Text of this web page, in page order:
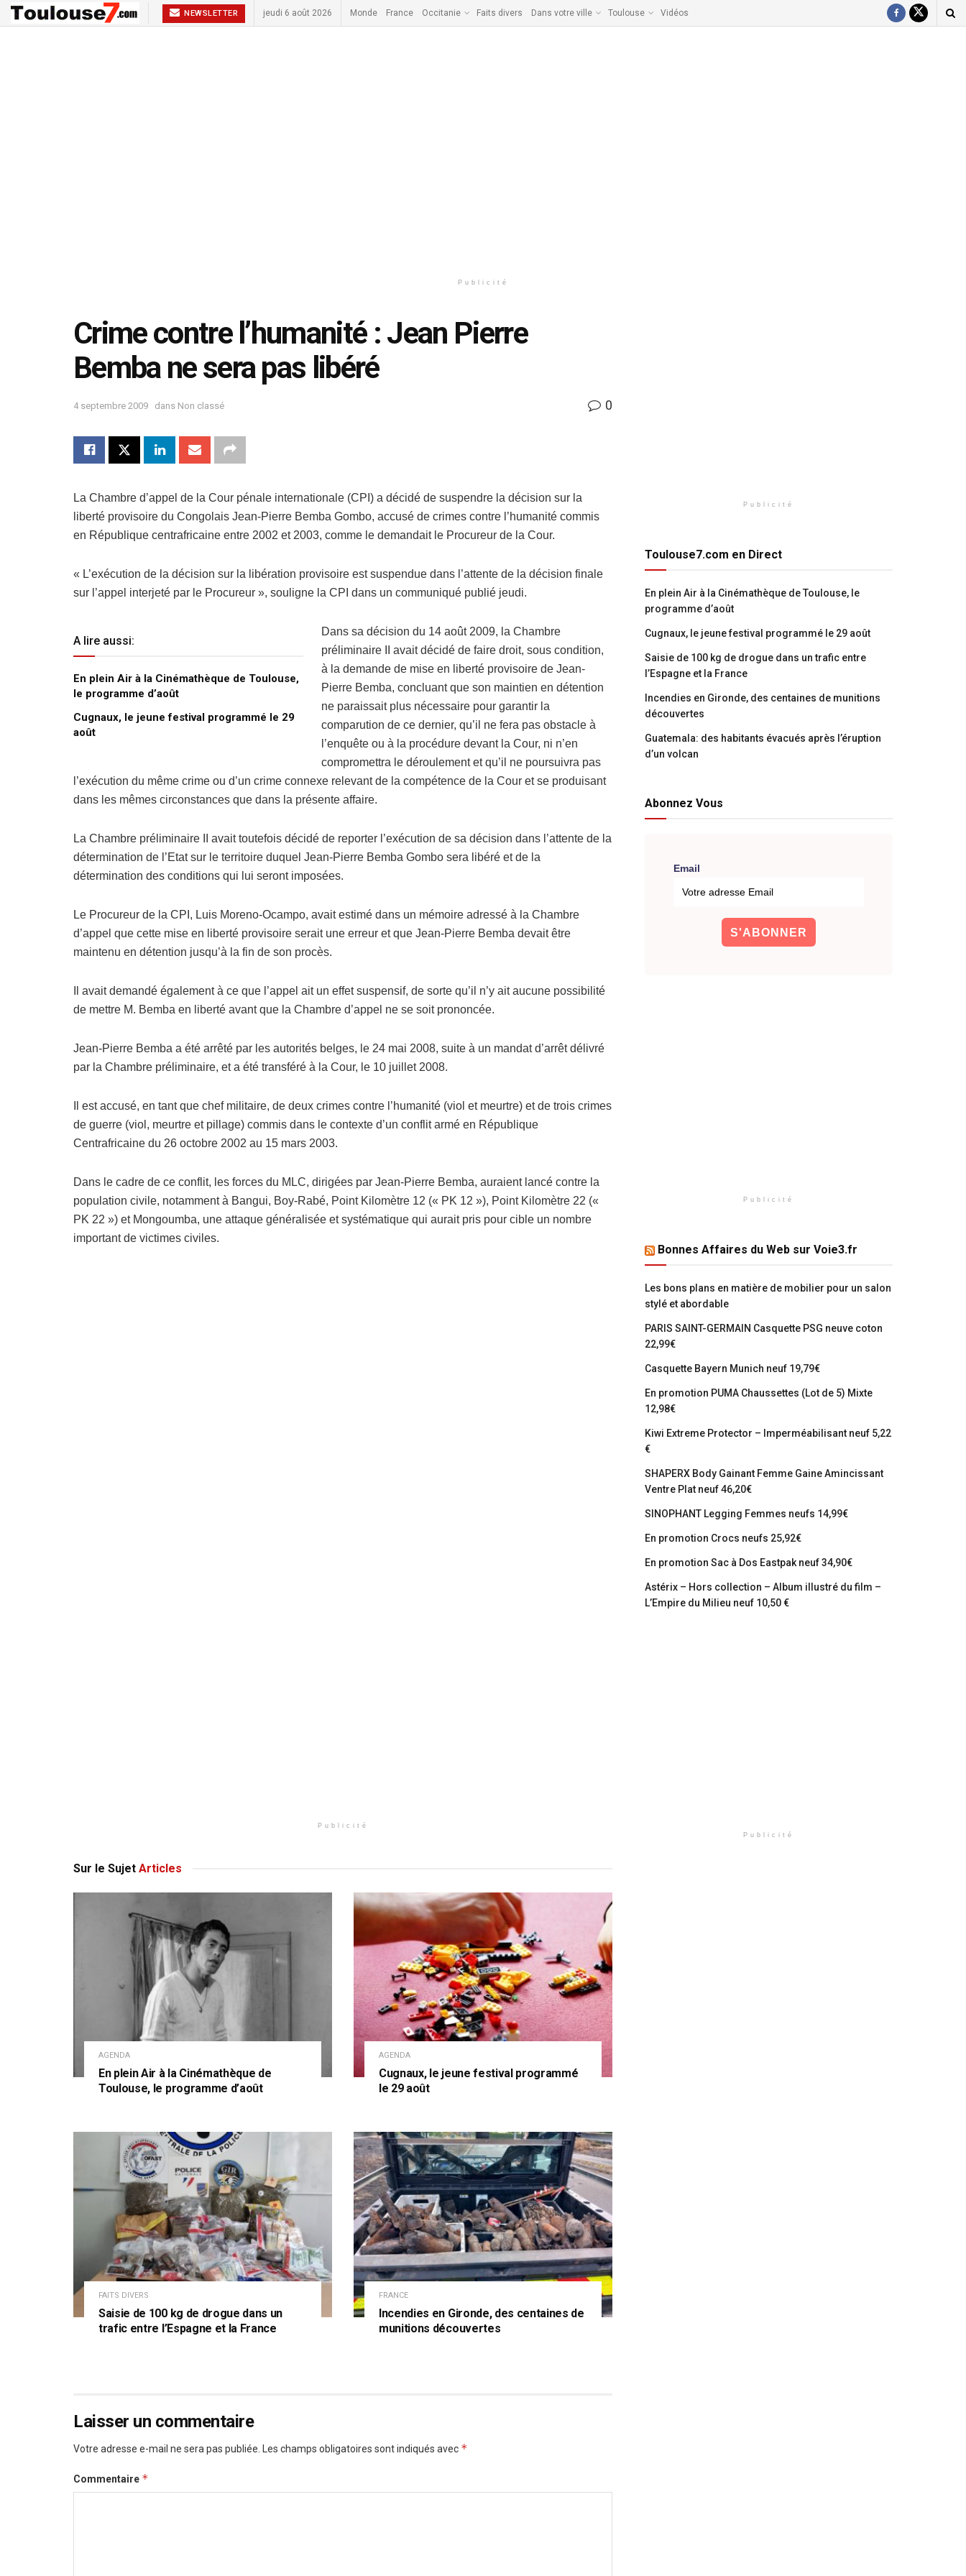
NEWSLETTER jeudi 6 août 2026 Monde France Occitanie Faits divers Dans votre ville Toulouse Vidéos
Publicité
Crime contre l’humanité : Jean Pierre
Bemba ne sera pas libéré
4 septembre 2009 dans Non classé 0
La Chambre d’appel de la Cour pénale internationale (CPI) a décidé de suspendre la décision sur la
liberté provisoire du Congolais Jean-Pierre Bemba Gombo, accusé de crimes contre l’humanité commis
en République centrafricaine entre 2002 et 2003, comme le demandait le Procureur de la Cour.
« L’exécution de la décision sur la libération provisoire est suspendue dans l’attente de la décision finale
sur l’appel interjeté par le Procureur », souligne la CPI dans un communiqué publié jeudi.
A lire aussi:
En plein Air à la Cinémathèque de Toulouse,
le programme d’août
Cugnaux, le jeune festival programmé le 29
août
Dans sa décision du 14 août 2009, la Chambre
préliminaire II avait décidé de faire droit, sous condition,
à la demande de mise en liberté provisoire de Jean-
Pierre Bemba, concluant que son maintien en détention
ne paraissait plus nécessaire pour garantir la
comparution de ce dernier, qu’il ne fera pas obstacle à
l’enquête ou à la procédure devant la Cour, ni n’en
compromettra le déroulement et qu’il ne poursuivra pas
l’exécution du même crime ou d’un crime connexe relevant de la compétence de la Cour et se produisant
dans les mêmes circonstances que dans la présente affaire.
La Chambre préliminaire II avait toutefois décidé de reporter l’exécution de sa décision dans l’attente de la
détermination de l’Etat sur le territoire duquel Jean-Pierre Bemba Gombo sera libéré et de la
détermination des conditions qui lui seront imposées.
Le Procureur de la CPI, Luis Moreno-Ocampo, avait estimé dans un mémoire adressé à la Chambre
d’appel que cette mise en liberté provisoire serait une erreur et que Jean-Pierre Bemba devait être
maintenu en détention jusqu’à la fin de son procès.
Il avait demandé également à ce que l’appel ait un effet suspensif, de sorte qu’il n’y ait aucune possibilité
de mettre M. Bemba en liberté avant que la Chambre d’appel ne se soit prononcée.
Jean-Pierre Bemba a été arrêté par les autorités belges, le 24 mai 2008, suite à un mandat d’arrêt délivré
par la Chambre préliminaire, et a été transféré à la Cour, le 10 juillet 2008.
Il est accusé, en tant que chef militaire, de deux crimes contre l’humanité (viol et meurtre) et de trois crimes
de guerre (viol, meurtre et pillage) commis dans le contexte d’un conflit armé en République
Centrafricaine du 26 octobre 2002 au 15 mars 2003.
Dans le cadre de ce conflit, les forces du MLC, dirigées par Jean-Pierre Bemba, auraient lancé contre la
population civile, notamment à Bangui, Boy-Rabé, Point Kilomètre 12 (« PK 12 »), Point Kilomètre 22 («
PK 22 ») et Mongoumba, une attaque généralisée et systématique qui aurait pris pour cible un nombre
important de victimes civiles.
Publicité
Sur le Sujet Articles
AGENDA
En plein Air à la Cinémathèque de
Toulouse, le programme d’août
AGENDA
Cugnaux, le jeune festival programmé
le 29 août
FAITS DIVERS
Saisie de 100 kg de drogue dans un
trafic entre l’Espagne et la France
FRANCE
Incendies en Gironde, des centaines de
munitions découvertes
Laisser un commentaire
Votre adresse e-mail ne sera pas publiée. Les champs obligatoires sont indiqués avec *
Commentaire *
Publicité
Toulouse7.com en Direct
En plein Air à la Cinémathèque de Toulouse, le
programme d’août
Cugnaux, le jeune festival programmé le 29 août
Saisie de 100 kg de drogue dans un trafic entre
l’Espagne et la France
Incendies en Gironde, des centaines de munitions
découvertes
Guatemala: des habitants évacués après l’éruption
d’un volcan
Abonnez Vous
Email
Publicité
Bonnes Affaires du Web sur Voie3.fr
Les bons plans en matière de mobilier pour un salon
stylé et abordable
PARIS SAINT-GERMAIN Casquette PSG neuve coton
22,99€
Casquette Bayern Munich neuf 19,79€
En promotion PUMA Chaussettes (Lot de 5) Mixte
12,98€
Kiwi Extreme Protector – Imperméabilisant neuf 5,22
€
SHAPERX Body Gainant Femme Gaine Amincissant
Ventre Plat neuf 46,20€
SINOPHANT Legging Femmes neufs 14,99€
En promotion Crocs neufs 25,92€
En promotion Sac à Dos Eastpak neuf 34,90€
Astérix – Hors collection – Album illustré du film –
L’Empire du Milieu neuf 10,50 €
Publicité